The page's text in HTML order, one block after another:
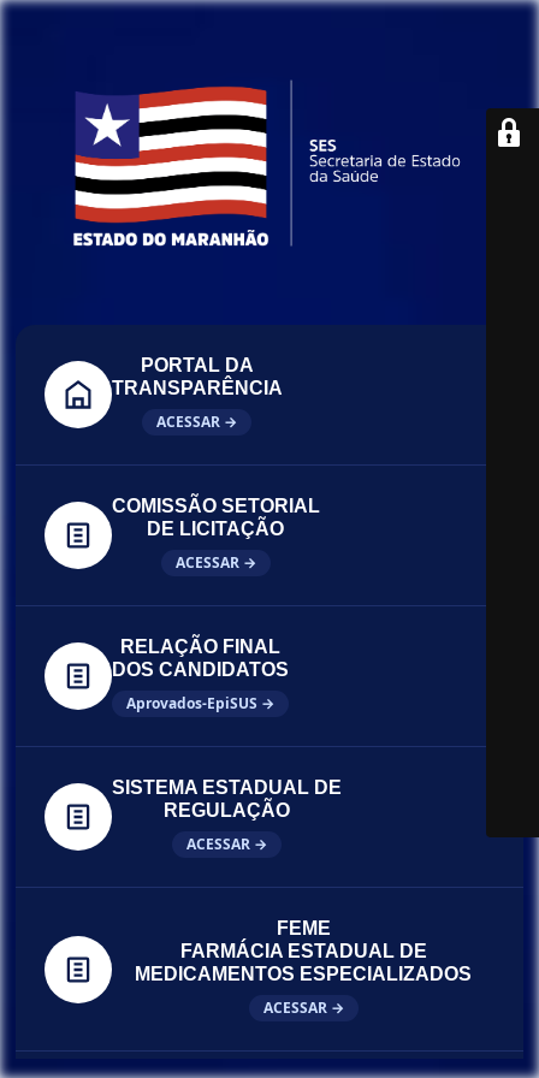
PORTAL DA
TRANSPARÊNCIA
ACESSAR →
COMISSÃO SETORIAL
DE LICITAÇÃO
ACESSAR →
RELAÇÃO FINAL
DOS CANDIDATOS
Aprovados-EpiSUS →
SISTEMA ESTADUAL DE
REGULAÇÃO
ACESSAR →
FEME
FARMÁCIA ESTADUAL DE
MEDICAMENTOS ESPECIALIZADOS
ACESSAR →